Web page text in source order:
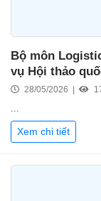
Bộ môn
vụ Hội thảo
28/05/2026 |
...
Xem chi tiết